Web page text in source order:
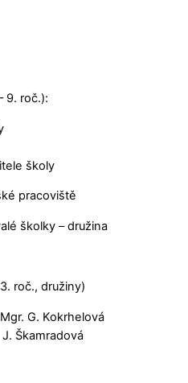
9. roč.):
školy
pracoviště
školky – družina
roč., družiny)
G. Kokrhelová
Škamradová